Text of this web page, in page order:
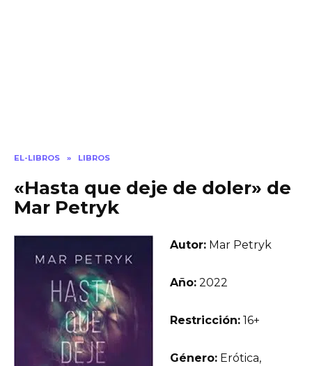
EL-LIBROS » LIBROS
«Hasta que deje de doler» de
Mar Petryk
Autor: Mar Petryk
Año: 2022
Restricción: 16+
Género: Erótica,